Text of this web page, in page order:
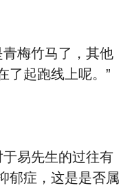
梅竹马了，其他
了起跑线上呢。”
易先生的过往有
郁症，这是是否属